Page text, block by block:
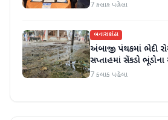
7 કલાક પહેલા
બનાસકાંઠા
અંબાજી પંથકમાં ભેદી
સપ્તાહમાં સેંકડો ભૂંડોના
7 કલાક પહેલા